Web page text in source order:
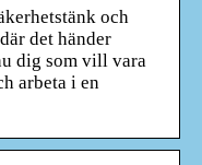
och
det händer
dig som vill vara
arbeta i en